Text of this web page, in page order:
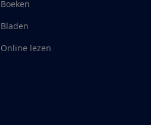
Boeken
Bladen
Online lezen